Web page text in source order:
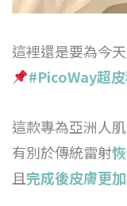
這裡還是要為今
#PicoWay超
這款專為亞洲人
有別於傳統雷射
且完成後皮膚更